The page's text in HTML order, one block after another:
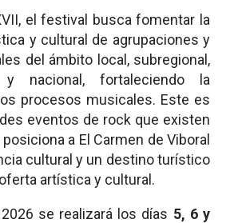
el festival busca fomentar la
y cultural de agrupaciones y
del ámbito local, subregional,
y nacional, fortaleciendo la
procesos musicales. Este es
eventos de rock que existen
a El Carmen de Viboral
cultural y un destino turístico
artística y cultural.
se realizará los días 5, 6 y